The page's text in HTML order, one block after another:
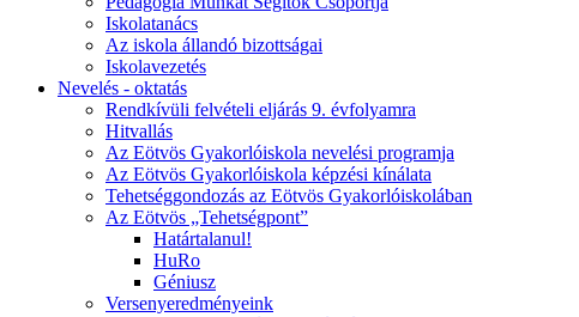
Iskolatanács
Az iskola állandó bizottságai
Iskolavezetés
Nevelés - oktatás
Rendkívüli felvételi eljárás 9. évfolyamra
Hitvallás
Az Eötvös Gyakorlóiskola nevelési programja
Az Eötvös Gyakorlóiskola képzési kínálata
Tehetséggondozás az Eötvös Gyakorlóiskolában
Az Eötvös „Tehetségpont”
Határtalanul!
HuRo
Géniusz
Versenyeredményeink